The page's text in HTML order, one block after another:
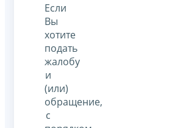
Если
Вы
хотите
подать
жалобу
и
(или)
обращение,
с